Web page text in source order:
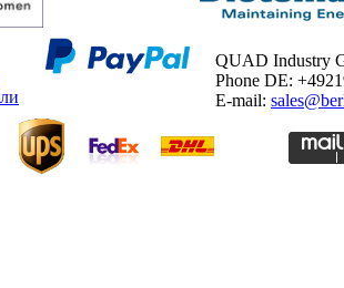
QUAD Industry
Phone DE:
E-mail: